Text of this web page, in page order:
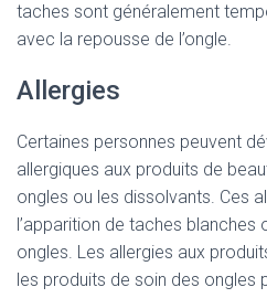
taches sont généralement
avec la repousse de l’ongle.
Allergies
Certaines personnes peuvent
allergiques aux produits de
ongles ou les dissolvants. Ces
l’apparition de taches
ongles. Les allergies aux
les produits de soin des ongles